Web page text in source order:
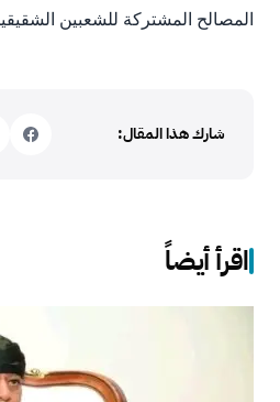
المصالح المشتركة للشعبين
شارك هذا المقال:
اقرأ أيضاً